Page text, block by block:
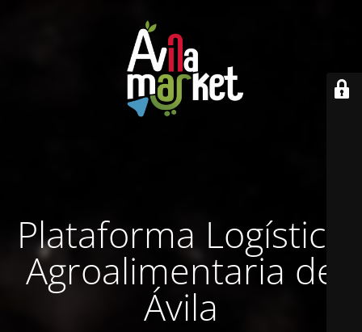
Plataforma Logística
Agroalimentaria de
Ávila